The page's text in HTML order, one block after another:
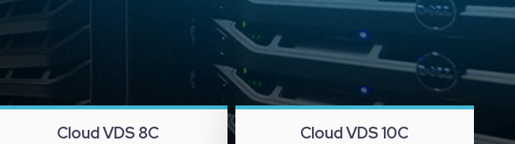
Cloud VDS 8C Cloud VDS 10C